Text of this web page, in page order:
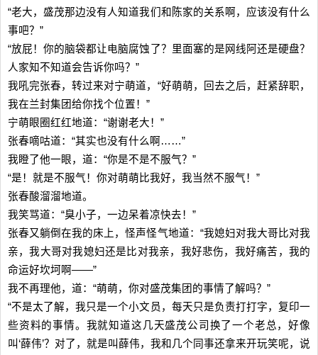
“老大，盛茂那边没有人知道我们和陈家的关系啊，应该没有什么
事吧？”
“放屁！你的脑袋都让电脑腐蚀了？里面塞的是网线阿还是硬盘？
人家知不知道会告诉你吗？”
我吼完张春，转过来对宁萌道，“好萌萌，回去之后，赶紧辞职，
我在兰封集团给你找个位置！”
宁萌眼圈红红地道：“谢谢老大！”
张春嘀咕道：“其实也没有什么啊……”
我瞪了他一眼，道：“你是不是不服气？”
“是！就是不服气！你对萌萌比我好，我当然不服气！”
张春酸溜溜地道。
我笑骂道：“臭小子，一边呆着凉快去！”
张春又躺倒在我的床上，怪声怪气地道：“我媳妇对我大哥比对我
亲，我大哥对我媳妇还是比对我亲，我好悲伤，我好痛苦，我的
命运好坎坷啊——”
我不再理他，道：“萌萌，你对盛茂集团的事情了解吗？”
“不是太了解，我只是一个小文员，每天只是负责打打字，复印一
些资料的事情。我就知道这几天盛茂公司换了一个老总，好像
叫‘薛伟’？对了，就是叫薛伟，我和几个同事还拿来开玩笑呢，说